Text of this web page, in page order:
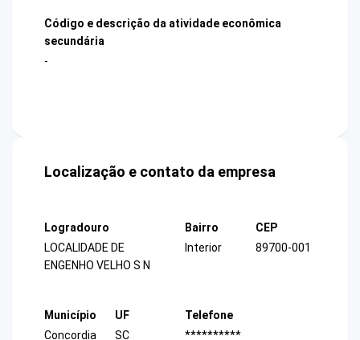
Código e descrição da atividade econômica
secundária
-
Localização e contato da empresa
Logradouro
LOCALIDADE DE
ENGENHO VELHO S N
Bairro
Interior
CEP
89700-001
Município
Concordia
UF
SC
Telefone
**********